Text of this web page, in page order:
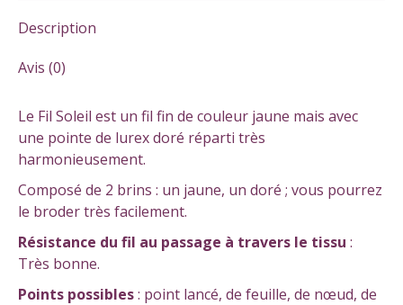
Description
Avis (0)
Le Fil Soleil est un fil fin de couleur jaune mais avec
une pointe de lurex doré réparti très
harmonieusement.
Composé de 2 brins : un jaune, un doré ; vous pourrez
le broder très facilement.
Résistance du fil au passage à travers le tissu :
Très bonne.
Points possibles: point lancé, de feuille, de nœud, de